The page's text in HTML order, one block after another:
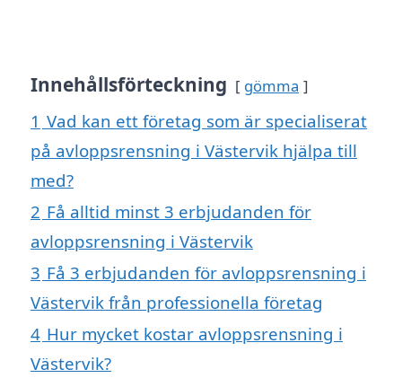
Innehållsförteckning gömma
1 Vad kan ett företag som är specialiserat
på avloppsrensning i Västervik hjälpa till
med?
2 Få alltid minst 3 erbjudanden för
avloppsrensning i Västervik
3 Få 3 erbjudanden för avloppsrensning i
Västervik från professionella företag
4 Hur mycket kostar avloppsrensning i
Västervik?